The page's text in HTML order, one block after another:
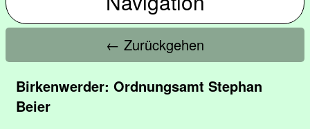
← Zurückgehen
Birkenwerder: Ordnungsamt Stephan
Beier